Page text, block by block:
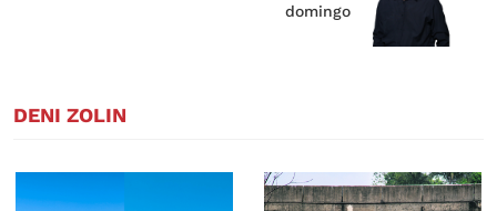
domingo
DENI ZOLIN